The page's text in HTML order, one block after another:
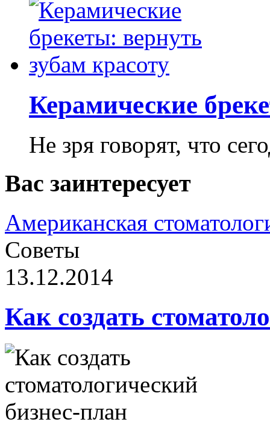
Керамические
Не зря говорят, что
Вас заинтересует
Американская
Советы
13.12.2014
Как создать